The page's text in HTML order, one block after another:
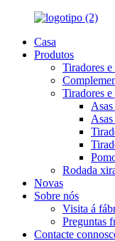
Casa
Produtos
Tiradores
Tiradores
Rodada
Novas
Sobre nós
Visita á
Preguntas
Contacte